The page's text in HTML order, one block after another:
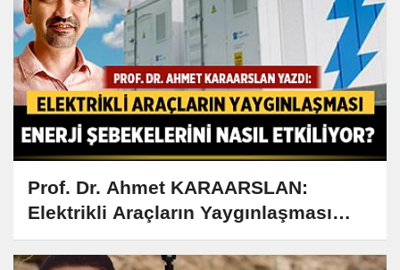
Prof. Dr. Ahmet KARAARSLAN:
Elektrikli Araçların Yaygınlaşması
Enerji Şebekelerini Nasıl Etkiliyor?